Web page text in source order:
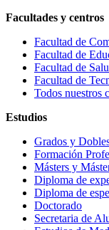
Facultades y centros
Facultad de
Facultad de
Facultad de
Facultad de
Todos nuestros
Estudios
Grados y
Formación
Másters y
Diploma de
Diploma de
Doctorado
Secretaria de